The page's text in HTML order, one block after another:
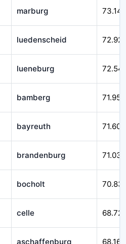
marburg 73.147
luedenscheid
lueneburg
bamberg 71.952
bayreuth 71.601
brandenburg 71.032
bocholt
celle 68.721
aschaffenburg 68.167